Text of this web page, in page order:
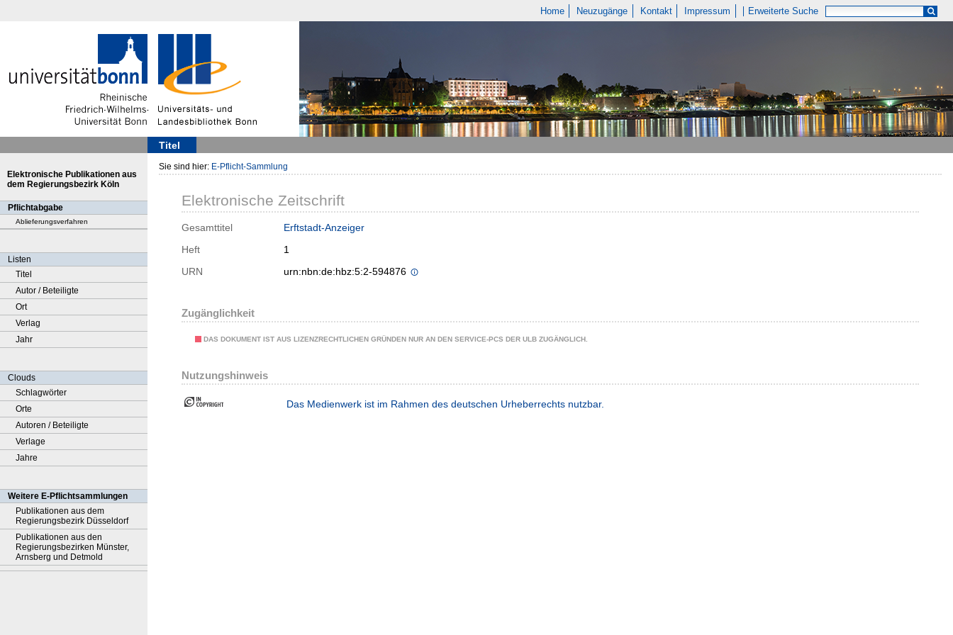
Home Neuzugänge Kontakt Impressum Erweiterte Suche
Titel
Elektronische Publikationen aus
dem Regierungsbezirk Köln
Pflichtabgabe
Ablieferungsverfahren
Listen
Titel
Autor / Beteiligte
Ort
Verlag
Jahr
Clouds
Schlagwörter
Orte
Autoren / Beteiligte
Verlage
Jahre
Weitere E-Pflichtsammlungen
Publikationen aus dem
Regierungsbezirk Düsseldorf
Publikationen aus den
Regierungsbezirken Münster,
Arnsberg und Detmold
Sie sind hier: E-Pflicht-Sammlung
Elektronische Zeitschrift
Gesamttitel
Erftstadt-Anzeiger
Heft
1
URN
urn:nbn:de:hbz:5:2-594876
Zugänglichkeit
DAS DOKUMENT IST AUS LIZENZRECHTLICHEN GRÜNDEN NUR AN DEN SERVICE-PCS DER ULB ZUGÄNGLICH.
Nutzungshinweis
Das Medienwerk ist im Rahmen des deutschen Urheberrechts nutzbar.